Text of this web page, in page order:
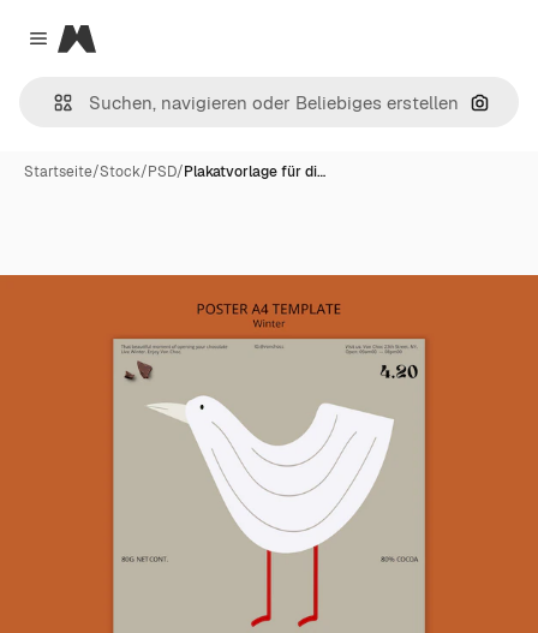
Close menu
Magnific
Nach
Startseite/Stock/PSD/Plakatvorlage für di…